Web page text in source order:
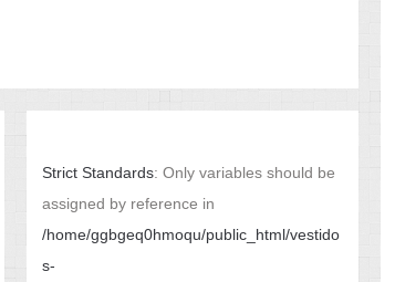
Strict Standards: Only variables should be
assigned by reference in
/home/ggbgeq0hmoqu/public_html/vestido
s-